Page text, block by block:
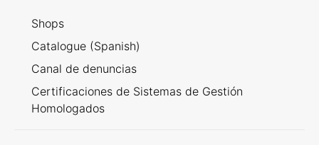
Shops
Catalogue (Spanish)
Canal de denuncias
Certificaciones de Sistemas de Gestión
Homologados